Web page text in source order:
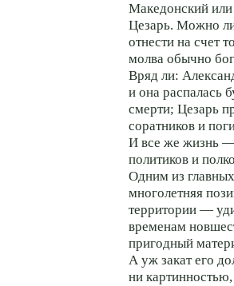
Македонский
Цезарь. Можно
отнести на счет
молва обычно
Вряд ли:
и она распалась
смерти; Цезарь
соратников и
И все же жизнь —
политиков и
Одним из
многолетняя
территории —
временам
пригодный
А уж закат его
ни